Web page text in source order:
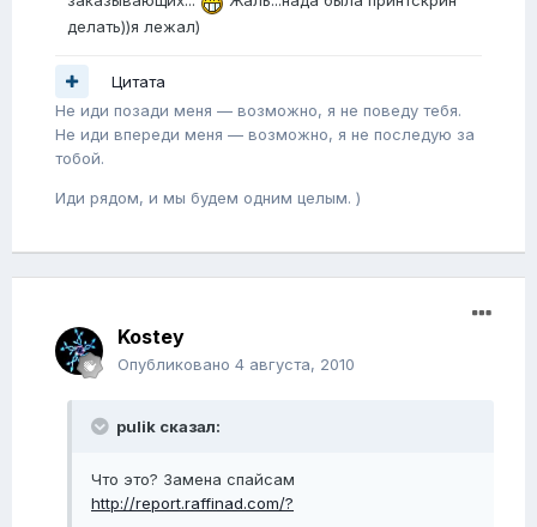
делать))я лежал)
Цитата
Не иди позади меня — возможно, я не поведу тебя.
Не иди впереди меня — возможно, я не последую за
тобой.
Иди рядом, и мы будем одним целым. )
Kostey
Опубликовано 4 августа, 2010
pulik сказал:
Что это? Замена спайсам
http://report.raffinad.com/?